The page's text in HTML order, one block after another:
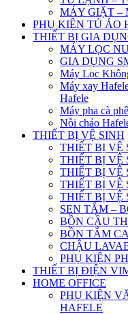
MÁY GIẶT –
PHỤ KIỆN TỦ ÁO
THIẾT BỊ GIA
MÁY LỌC
GIA DỤNG
Máy Lọc
Máy xay
Hafele
Máy pha cà
Nồi chảo
THIẾT BỊ VỆ SINH
THIẾT BỊ VỆ
THIẾT BỊ VỆ
THIẾT BỊ VỆ
THIẾT BỊ VỆ
THIẾT BỊ VỆ
SEN TẮM –
BỒN CẦU
BỒN TẮM
CHẬU
PHỤ KIỆN
THIẾT BỊ ĐIỆN
HOME OFFICE
PHỤ KIỆN
HAFELE